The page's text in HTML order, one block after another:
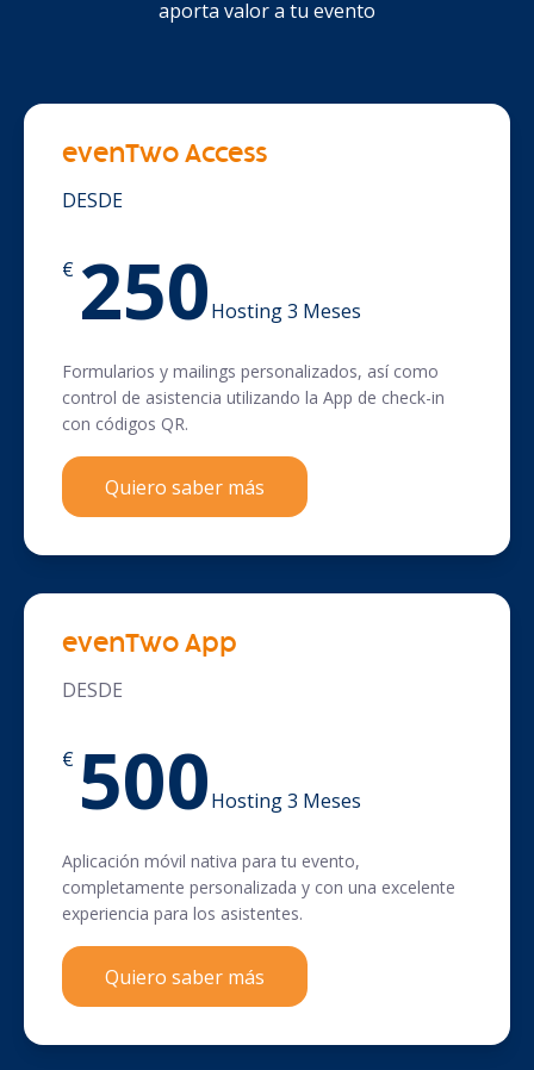
aporta valor a tu evento
evenTwo Access
DESDE
€ 250Hosting 3 Meses
Formularios y mailings personalizados, así como
control de asistencia utilizando la App de check-in
con códigos QR.
Quiero saber más
evenTwo App
DESDE
€ 500Hosting 3 Meses
Aplicación móvil nativa para tu evento,
completamente personalizada y con una excelente
experiencia para los asistentes.
Quiero saber más